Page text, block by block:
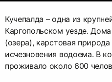
Кучепалда – одна из
Каргопольском уезде.
(озера), карстовая
исчезновения водоема. В
проживало около 600